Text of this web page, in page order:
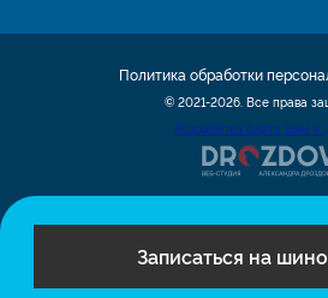
Записаться на
© 2021-2026. Все права
Разработка сайта шин и
Политика обработки